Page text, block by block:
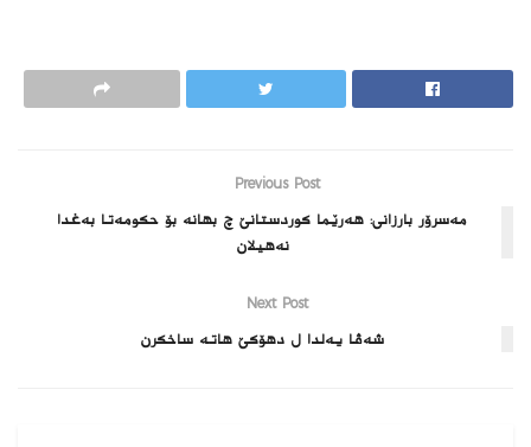
Previous Post
مه‌سرۆر بارزانى: هه‌رێما كوردستانێ چ بهانه‌ بۆ حكومه‌تا به‌غدا
نه‌هیلان
Next Post
شەڤا یەلدا ل دھۆکێ ھاتە ساخکرن